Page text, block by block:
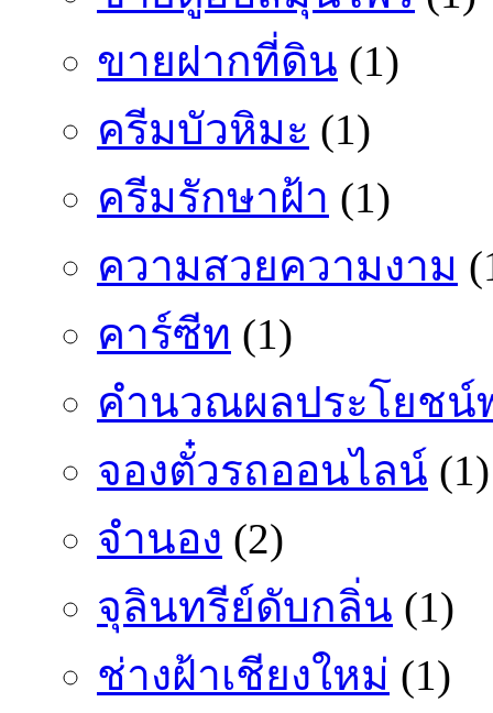
ขายฝากที่ดิน (1)
ครีมบัวหิมะ (1)
ครีมรักษาฝ้า (1)
ความสวยความงาม
คาร์ซีท (1)
คำนวณผลประโยชน์
จองตั๋วรถออนไลน์ (1)
จำนอง (2)
จุลินทรีย์ดับกลิ่น (1)
ช่างฝ้าเชียงใหม่ (1)